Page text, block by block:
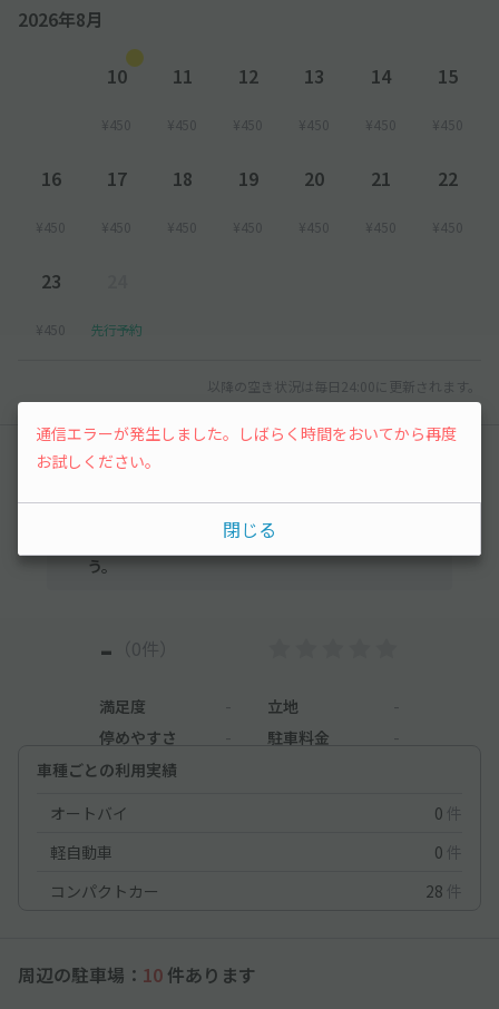
2026年8月
10
¥450
11
¥450
12
¥450
13
¥450
14
¥450
15
¥450
16
¥450
17
¥450
18
¥450
19
¥450
20
¥450
21
¥450
22
¥450
23
¥450 先行予約
以降の空き状況は毎日24:00に更新されます。
レビュー
まだレビューがありません。他のユーザーの方の
ために、利用後にレビューを投稿してみましょ
う。
- （0件）
満足度 立地
停めやすさ
駐車料金
車種ごとの利用実績
オートバイ
0 件
軽自動車
0 件
コンパクトカー
28 件
周辺の駐車場： 10 件あります
通信エラーが発生しました。しばらく時間をおいてから再度
お試しください。
閉じる